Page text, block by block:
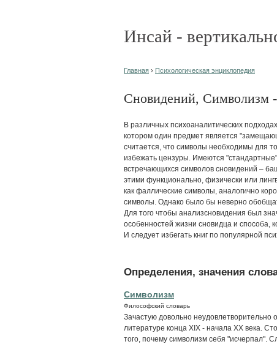
Инсай -
Главная › Психологическая энциклопедия
Сновидений, Символизм -
В различных психоаналитических
котором один предмет является
считается, что символы необходимы для
избежать цензуры. Имеются
встречающихся символов сновидений –
этими функционально, физически или
как фаллические символы, аналогично
символы. Однако было бы неверно
Для того чтобы анализсновидения был
особенностей жизни сновидца и способа,
И следует избегать книг по популярной
Определения, значения
Символизм
Философский словарь
Зачастую довольно неудовлетворительно
литературе конца XIX - начала XX века.
того, почему символизм себя "исчерпал".